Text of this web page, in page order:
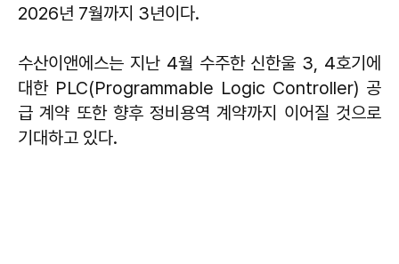
2026년 7월까지 3년이다.
수산이앤에스는 지난 4월 수주한 신한울 3, 4호기에
대한 PLC(Programmable Logic Controller) 공
급 계약 또한 향후 정비용역 계약까지 이어질 것으로
기대하고 있다.